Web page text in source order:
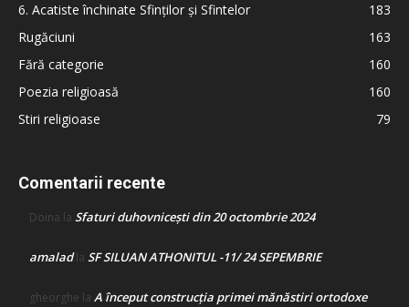
6. Acatiste închinate Sfinților și Sfintelor
183
Rugăciuni
163
Fără categorie
160
Poezia religioasă
160
Stiri religioase
79
Comentarii recente
Doina la Sfaturi duhovnicești din 20 octombrie 2024
amaladla SF SILUAN ATHONITUL -11/ 24 SEPEMBRIE
gheorghe la A început construcţia primei mănăstiri ortodoxe